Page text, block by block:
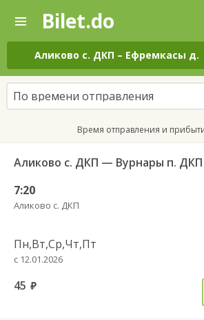
—
Поиск
и
покупка
билетов
на
автобус
онлайн
Bilet.do
Аликово с. ДКП – Ефремкасы д.
По времени отправления
Время отправления и
Аликово с. ДКП — Вурнары п. ДКП
7:20
Аликово с. ДКП
Пн,Вт,Ср,Чт,Пт
с 12.01.2026
45 руб.